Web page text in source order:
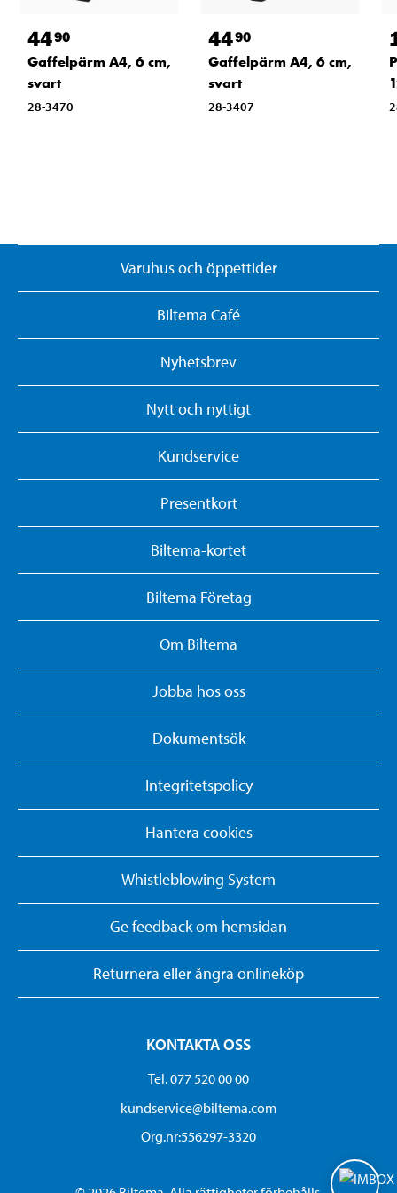
4490
Gaffelpärm A4, 6 cm,
svart
28-3470
4490
Gaffelpärm A4, 6 cm,
svart
28-3407
Varuhus och öppettider
Biltema Café
Nyhetsbrev
Nytt och nyttigt
Kundservice
Presentkort
Biltema-kortet
Biltema Företag
Om Biltema
Jobba hos oss
Dokumentsök
Integritetspolicy
Hantera cookies
Whistleblowing System
Ge feedback om hemsidan
Returnera eller ångra onlineköp
KONTAKTA OSS
Tel. 077 520 00 00
kundservice@biltema.com
Org.nr:556297-3320